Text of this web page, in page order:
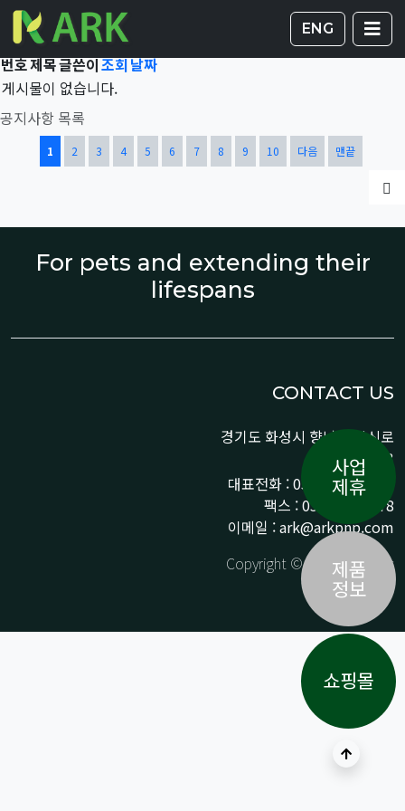
ENG
Total 43,210건1 페이지 게시판
공지사항 목록
번호제목글쓴이조회날짜
게시물이 없습니다.
열린
1 페이지
2
페이지3페이지4
페이지5페이지6
페이지7
페이지8
페이지9
페이지10
페이지 다음 맨끝
For pets and extending their
lifespans
CONTACT US
경기도 화성시 향남읍 상신로
290-13
대표전화 : 031-359-9776 /
팩스 : 031-359-9778
이메일 : ark@arkpnp.com
Copyright © ARK All Rights
Reserved.
상단으로
사업
제휴
제품
정보
쇼핑몰